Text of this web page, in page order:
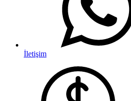
İletişim